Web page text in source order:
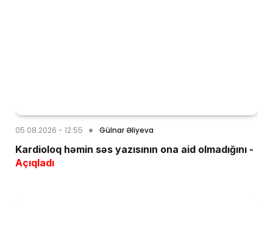
05.08.2026 - 12:55 Gülnar Əliyeva
Kardioloq həmin səs yazısının ona aid olmadığını -
Açıqladı